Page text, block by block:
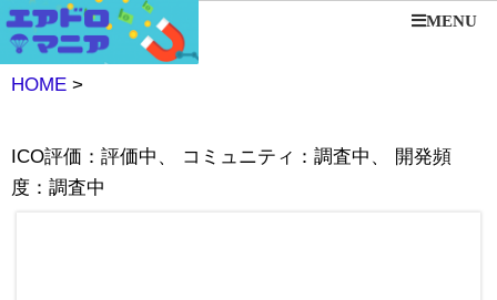
MENU
HOME >
ICO評価：評価中、 コミュニティ：調査中、 開発頻
度：調査中